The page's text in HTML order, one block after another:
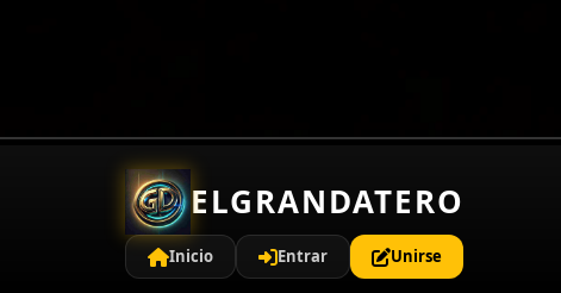
ELGRANDATERO
Inicio Entrar Unirse